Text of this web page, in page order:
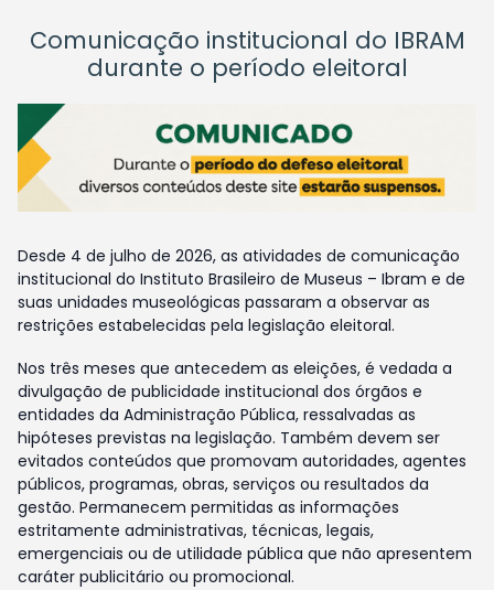
Comunicação institucional do IBRAM
durante o período eleitoral
Desde 4 de julho de 2026, as atividades de comunicação
institucional do Instituto Brasileiro de Museus – Ibram e de
suas unidades museológicas passaram a observar as
restrições estabelecidas pela legislação eleitoral.
Nos três meses que antecedem as eleições, é vedada a
divulgação de publicidade institucional dos órgãos e
entidades da Administração Pública, ressalvadas as
hipóteses previstas na legislação. Também devem ser
evitados conteúdos que promovam autoridades, agentes
públicos, programas, obras, serviços ou resultados da
gestão. Permanecem permitidas as informações
estritamente administrativas, técnicas, legais,
emergenciais ou de utilidade pública que não apresentem
caráter publicitário ou promocional.